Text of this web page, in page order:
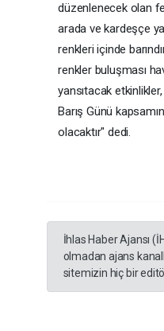
düzenlenecek olan
arada ve kardeşçe
renkleri içinde
renkler buluşması
yansıtacak
Barış Günü
olacaktır" dedi.
İhlas Haber Ajansı
olmadan ajans
sitemizin hiç bir